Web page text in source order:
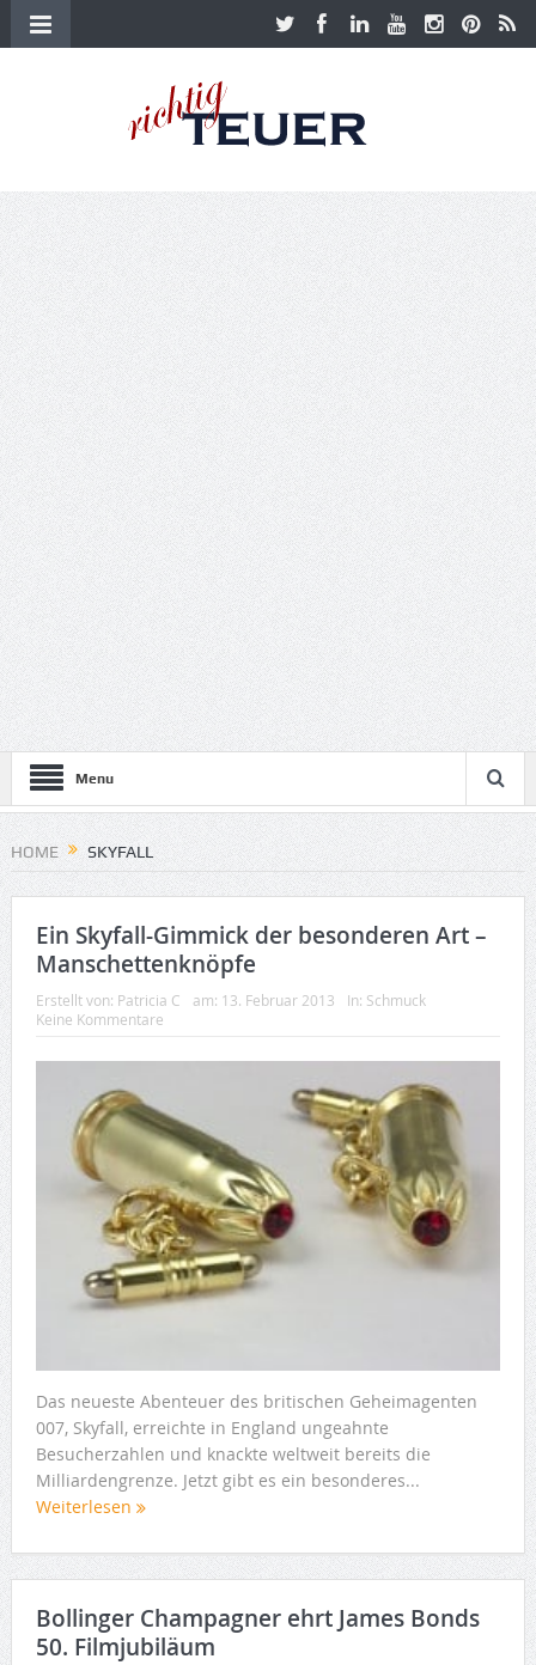
Menu
HOME SKYFALL
Ein Skyfall-Gimmick der besonderen Art –
Manschettenknöpfe
Erstellt von: Patricia C am: 13. Februar 2013 In: Schmuck
Keine Kommentare
Das neueste Abenteuer des britischen Geheimagenten
007, Skyfall, erreichte in England ungeahnte
Besucherzahlen und knackte weltweit bereits die
Milliardengrenze. Jetzt gibt es ein besonderes...
Weiterlesen
Bollinger Champagner ehrt James Bonds
50. Filmjubiläum